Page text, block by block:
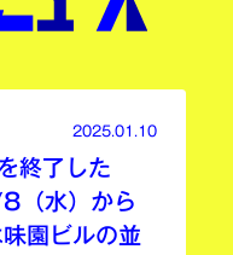
2025.01.10
終了した
（水）から
園ビルの並